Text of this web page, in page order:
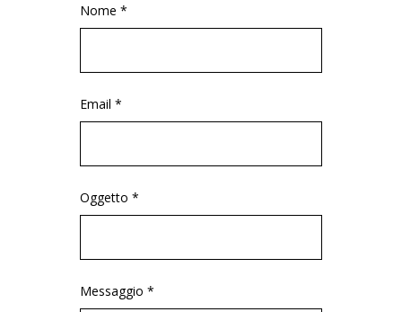
Nome *
Email *
Oggetto *
Messaggio *